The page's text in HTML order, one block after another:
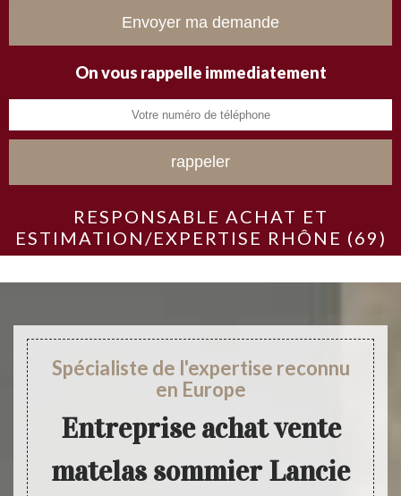
On vous rappelle immediatement
RESPONSABLE ACHAT ET
ESTIMATION/EXPERTISE RHÔNE (69)
Spécialiste de l'expertise reconnu
en Europe
Entreprise achat vente
matelas sommier Lancie